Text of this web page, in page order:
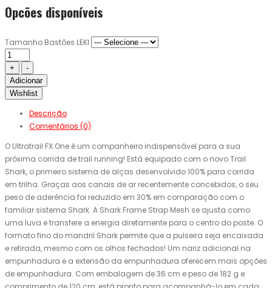
Opcões disponíveis
Tamanho Bastões LEKI
Adicionar
Wishlist
Descrição
Comentários (0)
O Ultratrail FX.One é um companheiro indispensável para a sua
próxima corrida de trail running! Está equipado com o novo Trail
Shark, o primeiro sistema de alças desenvolvido 100% para corrida
em trilha. Graças aos canais de ar recentemente concebidos, o seu
peso de aderência foi reduzido em 30% em comparação com o
familiar sistema Shark. A Shark Frame Strap Mesh se ajusta como
uma luva e transfere a energia diretamente para o centro do poste. O
formato fino do mandril Shark permite que a pulseira seja encaixada
e retirada, mesmo com os olhos fechados! Um nariz adicional na
empunhadura e a extensão da empunhadura oferecem mais opções
de empunhadura. Com embalagem de 36 cm e peso de 182 g e